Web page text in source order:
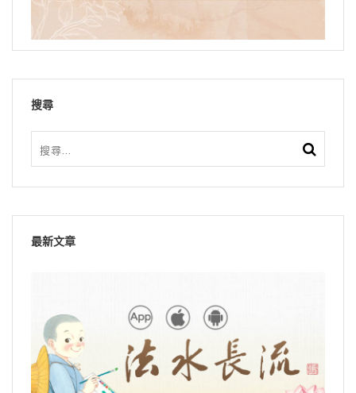
搜尋
最新文章